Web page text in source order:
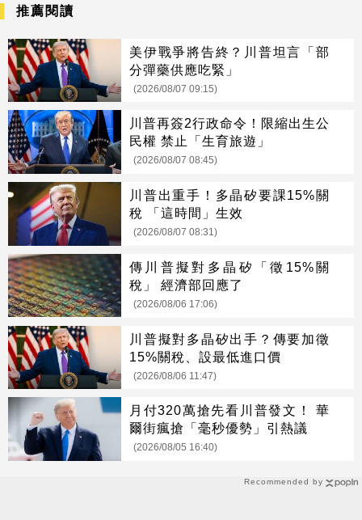
Recommended by
推薦閱讀
美伊戰爭將告終？川普坦言「部
分彈藥供應吃緊」
(2026/08/07 09:15)
川普再簽2行政命令！限縮出生公
民權 禁止「生育旅遊」
(2026/08/07 08:45)
川普出重手！多晶矽要課15%關
稅 「這時間」生效
(2026/08/07 08:31)
傳川普擬對多晶矽「徵15%關
稅」 經濟部回應了
(2026/08/06 17:06)
川普擬對多晶矽出手？傳要加徵
15%關稅、設最低進口價
(2026/08/06 11:47)
月付320萬搶先看川普發文！ 華
爾街瘋搶「毫秒優勢」引熱議
(2026/08/05 16:40)